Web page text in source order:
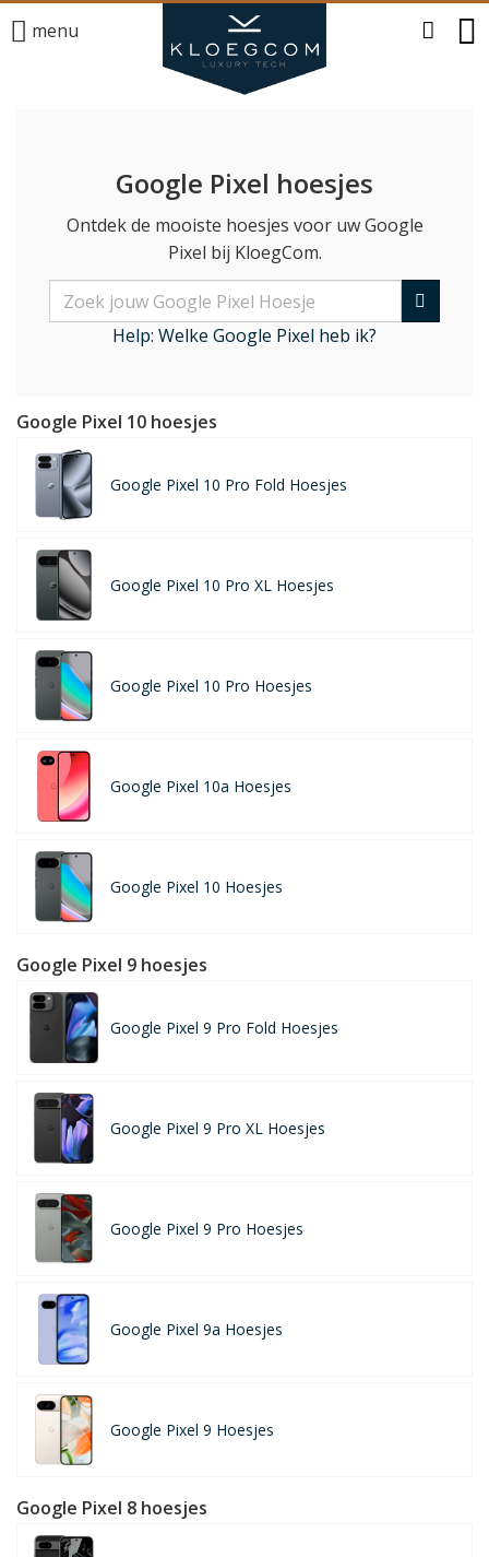
menu
Google Pixel hoesjes
Ontdek de mooiste hoesjes voor uw Google
Pixel bij KloegCom.
Help: Welke Google Pixel heb ik?
Google Pixel 10 hoesjes
Google Pixel 10 Pro Fold Hoesjes
Google Pixel 10 Pro XL Hoesjes
Google Pixel 10 Pro Hoesjes
Google Pixel 10a Hoesjes
Google Pixel 10 Hoesjes
Google Pixel 9 hoesjes
Google Pixel 9 Pro Fold Hoesjes
Google Pixel 9 Pro XL Hoesjes
Google Pixel 9 Pro Hoesjes
Google Pixel 9a Hoesjes
Google Pixel 9 Hoesjes
Google Pixel 8 hoesjes